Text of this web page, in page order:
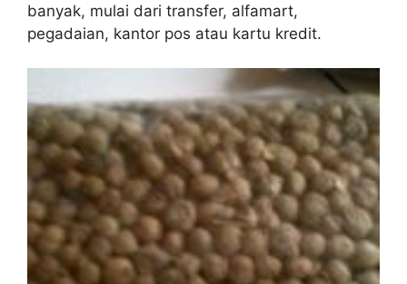
banyak, mulai dari transfer, alfamart,
pegadaian, kantor pos atau kartu kredit.